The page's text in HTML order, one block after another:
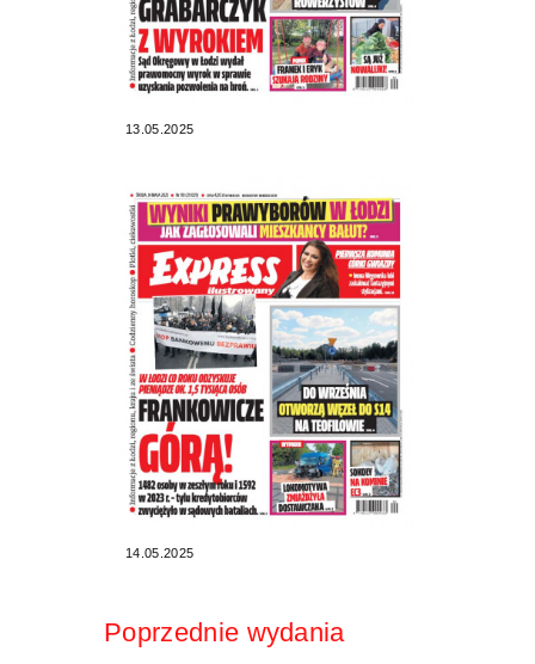
13.05.2025
14.05.2025
Poprzednie wydania